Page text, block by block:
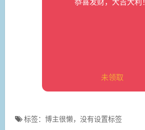
未领取
标签：博主很懒，没有设置标签